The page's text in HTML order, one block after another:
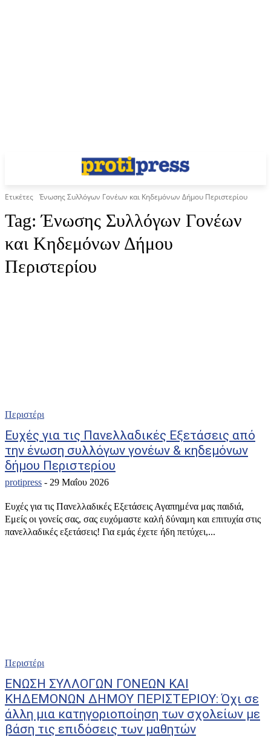
Ετικέτες Ένωσης Συλλόγων Γονέων και Κηδεμόνων Δήμου Περιστερίου
Tag:Ένωσης Συλλόγων Γονέων
και Κηδεμόνων Δήμου
Περιστερίου
Περιστέρι
Ευχές για τις Πανελλαδικές Εξετάσεις από
την ένωση συλλόγων γονέων & κηδεμόνων
δήμου Περιστερίου
protipress - 29 Μαΐου 2026
Ευχές για τις Πανελλαδικές Εξετάσεις Αγαπημένα μας παιδιά,
Εμείς οι γονείς σας, σας ευχόμαστε καλή δύναμη και επιτυχία στις
πανελλαδικές εξετάσεις! Για εμάς έχετε ήδη πετύχει,...
Περιστέρι
ΕΝΩΣΗ ΣΥΛΛΟΓΩΝ ΓΟΝΕΩΝ ΚΑΙ
ΚΗΔΕΜΟΝΩΝ ΔΗΜΟΥ ΠΕΡΙΣΤΕΡΙΟΥ: Όχι σε
άλλη μια κατηγοριοποίηση των σχολείων με
βάση τις επιδόσεις των μαθητών